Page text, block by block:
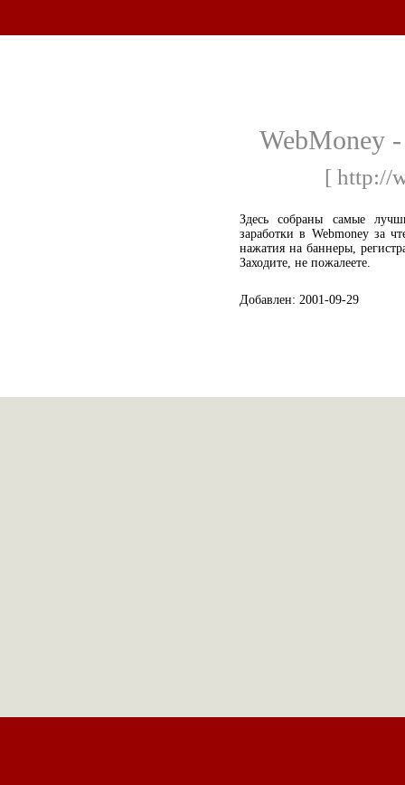
WebMoney -
[ http://
Здесь собраны самые
заработки в Webmoney за
нажатия на баннеры,
Заходите, не пожалеете.
Добавлен: 2001-09-29